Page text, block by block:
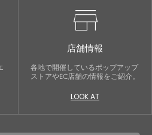
store
店舗情報
各地で開催しているポップアップ
ストアやEC店舗の情報をご紹介。
LOOK AT